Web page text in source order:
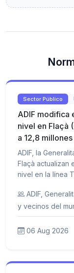
Sector Público
ADIF modifica
nivel en Flaçà
a 12,8 millones
ADIF, la
Flaçà actualizan
nivel en la línea
ADIF,
y vecinos del
06 Aug 2026